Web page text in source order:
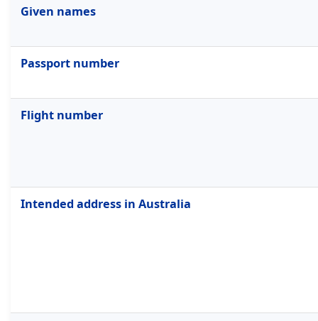
Given names
Passport number
Flight number
Intended address in Australia